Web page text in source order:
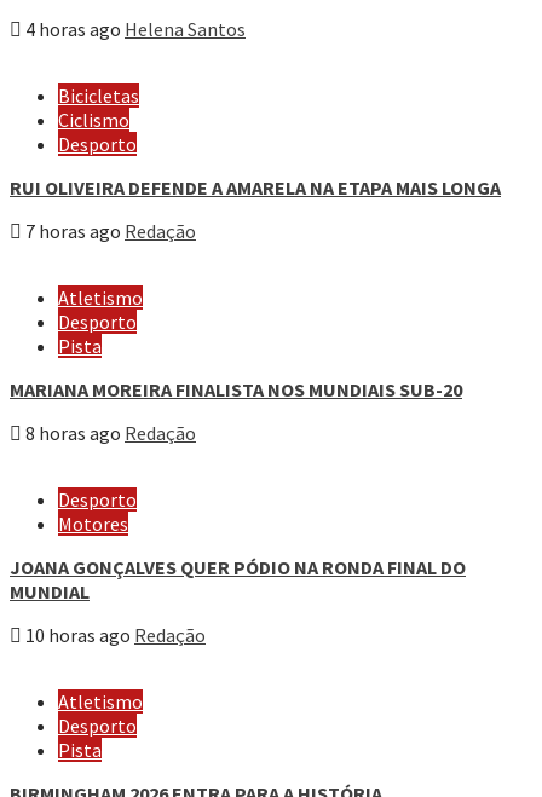
4 horas ago Helena Santos
Bicicletas
Ciclismo
Desporto
RUI OLIVEIRA DEFENDE A AMARELA NA ETAPA MAIS LONGA
7 horas ago Redação
Atletismo
Desporto
Pista
MARIANA MOREIRA FINALISTA NOS MUNDIAIS SUB-20
8 horas ago Redação
Desporto
Motores
JOANA GONÇALVES QUER PÓDIO NA RONDA FINAL DO
MUNDIAL
10 horas ago Redação
Atletismo
Desporto
Pista